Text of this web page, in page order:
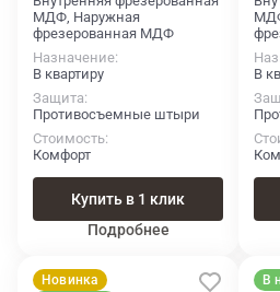
МДФ, Наружная
фрезерованная МДФ
Назначение
В квартиру
Защита
Противосъемные штыри
Стоимость
Комфорт
Купить в 1 клик
Подробнее
В
Новинка
В